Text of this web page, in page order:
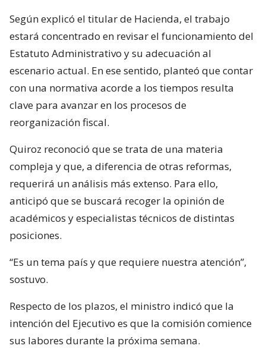
Según explicó el titular de Hacienda, el trabajo
estará concentrado en revisar el funcionamiento del
Estatuto Administrativo y su adecuación al
escenario actual. En ese sentido, planteó que contar
con una normativa acorde a los tiempos resulta
clave para avanzar en los procesos de
reorganización fiscal.
Quiroz reconoció que se trata de una materia
compleja y que, a diferencia de otras reformas,
requerirá un análisis más extenso. Para ello,
anticipó que se buscará recoger la opinión de
académicos y especialistas técnicos de distintas
posiciones.
“Es un tema país y que requiere nuestra atención”,
sostuvo.
Respecto de los plazos, el ministro indicó que la
intención del Ejecutivo es que la comisión comience
sus labores durante la próxima semana.